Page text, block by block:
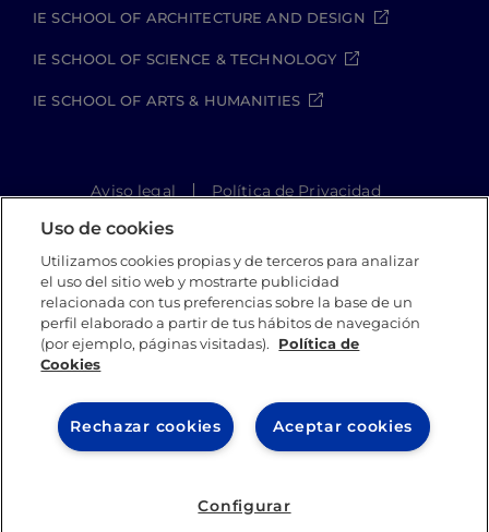
IE SCHOOL OF ARCHITECTURE AND DESIGN
IE SCHOOL OF SCIENCE & TECHNOLOGY
IE SCHOOL OF ARTS & HUMANITIES
Aviso legal
Política de Privacidad
Política de Cookies
Canal Compliance
Site Map
IE University 2026
Uso de cookies
Utilizamos cookies propias y de terceros para analizar
el uso del sitio web y mostrarte publicidad
relacionada con tus preferencias sobre la base de un
perfil elaborado a partir de tus hábitos de navegación
(por ejemplo, páginas visitadas).
Política de
Cookies
Aceptar cookies
Rechazar cookies
Configurar